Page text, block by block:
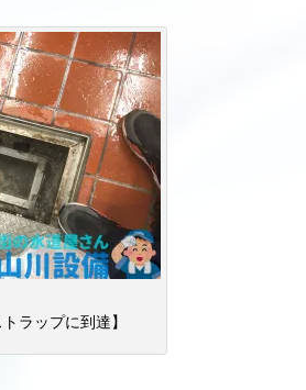
ラップに到達】